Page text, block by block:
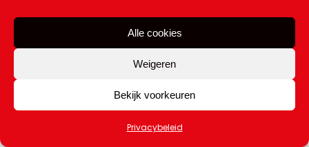
Alle cookies
Weigeren
Bekijk voorkeuren
Privacybeleid
Paarse Vrijdag krijgt een nieuwe